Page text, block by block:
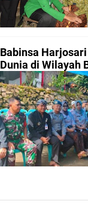
Babinsa
Dunia di Wilayah